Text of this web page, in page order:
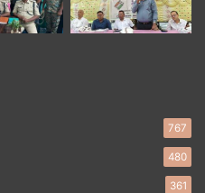
767
480
361